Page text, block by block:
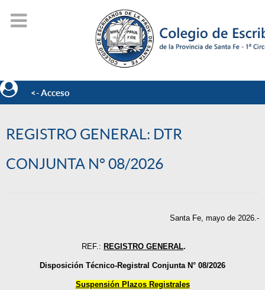
<- Acceso
REGISTRO GENERAL: DTR
CONJUNTA N° 08/2026
Santa Fe, mayo de 2026.-
REF.: REGISTRO GENERAL.
Disposición Técnico-Registral Conjunta N° 08/2026
Suspensión Plazos Registrales